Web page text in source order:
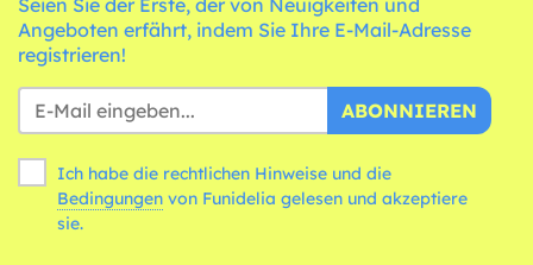
Angeboten erfährt, indem Sie Ihre E-Mail-Adresse
registrieren!
ABONNIEREN
Ich habe die rechtlichen Hinweise und die
Bedingungen
sie.